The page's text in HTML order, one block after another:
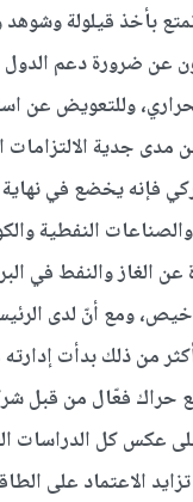
بأخذ قيلولة
عن ضرورة دعم الدول
وللتعويض عن
مدى جدية الالتزامات
فإنه يخضع في نهاية
النفطية
ومع أنّ لدى
من ذلك بدأت
حراك فعّال من قبل
عكس كل الدراسات
الاعتماد على